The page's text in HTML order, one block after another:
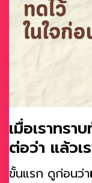
เมื่อเราทร
ต่อว่า แล้วเ
ขั้นแรก ดูก่อนว่า